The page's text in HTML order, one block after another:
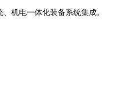
机电一体化装备系统集成。